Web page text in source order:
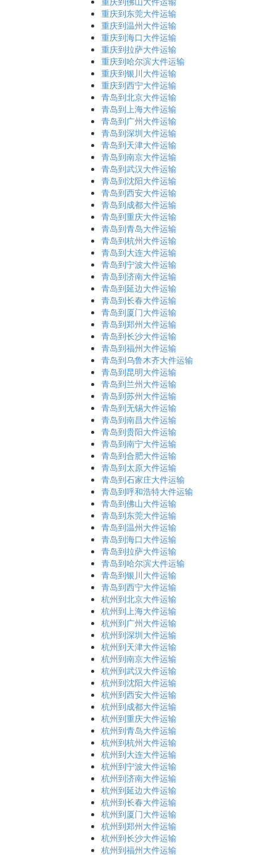
重庆到东莞大件运输
重庆到温州大件运输
重庆到海口大件运输
重庆到拉萨大件运输
重庆到哈尔滨大件运输
重庆到银川大件运输
重庆到西宁大件运输
青岛到北京大件运输
青岛到上海大件运输
青岛到广州大件运输
青岛到深圳大件运输
青岛到天津大件运输
青岛到南京大件运输
青岛到武汉大件运输
青岛到沈阳大件运输
青岛到西安大件运输
青岛到成都大件运输
青岛到重庆大件运输
青岛到青岛大件运输
青岛到杭州大件运输
青岛到大连大件运输
青岛到宁波大件运输
青岛到济南大件运输
青岛到延边大件运输
青岛到长春大件运输
青岛到厦门大件运输
青岛到郑州大件运输
青岛到长沙大件运输
青岛到福州大件运输
青岛到乌鲁木齐大件运输
青岛到昆明大件运输
青岛到兰州大件运输
青岛到苏州大件运输
青岛到无锡大件运输
青岛到南昌大件运输
青岛到贵阳大件运输
青岛到南宁大件运输
青岛到合肥大件运输
青岛到太原大件运输
青岛到石家庄大件运输
青岛到呼和浩特大件运输
青岛到佛山大件运输
青岛到东莞大件运输
青岛到温州大件运输
青岛到海口大件运输
青岛到拉萨大件运输
青岛到哈尔滨大件运输
青岛到银川大件运输
青岛到西宁大件运输
杭州到北京大件运输
杭州到上海大件运输
杭州到广州大件运输
杭州到深圳大件运输
杭州到天津大件运输
杭州到南京大件运输
杭州到武汉大件运输
杭州到沈阳大件运输
杭州到西安大件运输
杭州到成都大件运输
杭州到重庆大件运输
杭州到青岛大件运输
杭州到杭州大件运输
杭州到大连大件运输
杭州到宁波大件运输
杭州到济南大件运输
杭州到延边大件运输
杭州到长春大件运输
杭州到厦门大件运输
杭州到郑州大件运输
杭州到长沙大件运输
杭州到福州大件运输